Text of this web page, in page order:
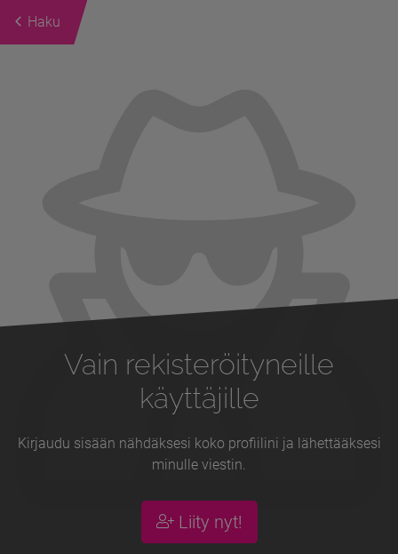
Haku
Vain rekisteröityneille
käyttäjille
Kirjaudu sisään nähdäksesi koko profiilini ja lähettääksesi
minulle viestin.
Liity nyt!